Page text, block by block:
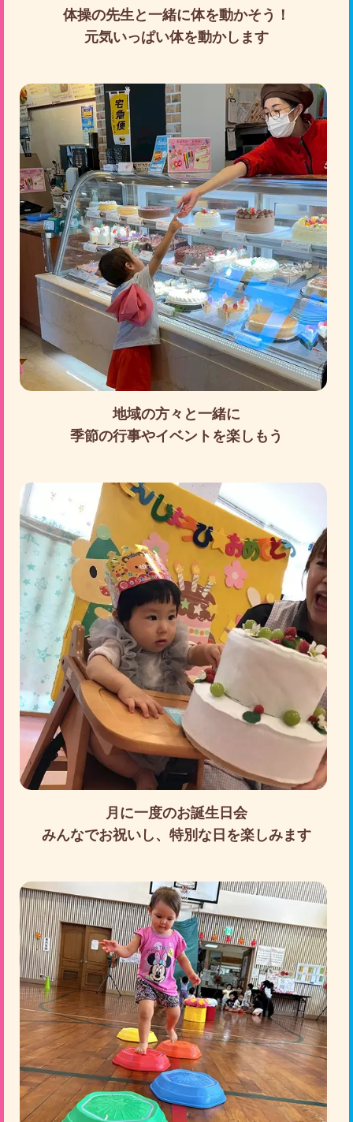
体操の先生と一緒に体を動かそう！
元気いっぱい体を動かします
地域の方々と一緒に
季節の行事やイベントを楽しもう
月に一度のお誕生日会
みんなでお祝いし、特別な日を楽しみます